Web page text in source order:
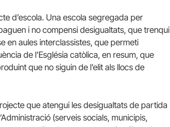
d’escola. Una escola segregada per
i no compensi desigualtats, que trenqui
en aules interclassistes, que permeti
de l’Església catòlica, en resum, que
que no siguin de l’elit als llocs de
que atengui les desigualtats de partida
(serveis socials, municipis,